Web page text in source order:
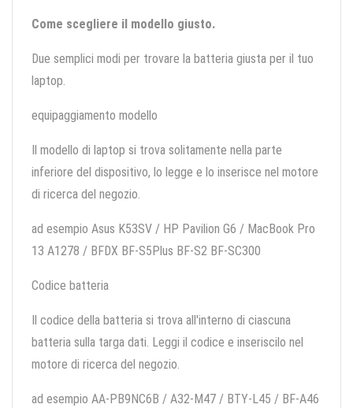
Come scegliere il modello giusto.
Due semplici modi per trovare la batteria giusta per il tuo
laptop.
equipaggiamento modello
Il modello di laptop si trova solitamente nella parte
inferiore del dispositivo, lo legge e lo inserisce nel motore
di ricerca del negozio.
ad esempio Asus K53SV / HP Pavilion G6 / MacBook Pro
13 A1278 / BFDX BF-S5Plus BF-S2 BF-SC300
Codice batteria
Il codice della batteria si trova all'interno di ciascuna
batteria sulla targa dati. Leggi il codice e inseriscilo nel
motore di ricerca del negozio.
ad esempio AA-PB9NC6B / A32-M47 / BTY-L45 / BF-A46